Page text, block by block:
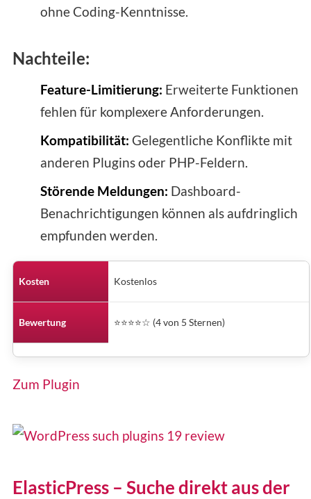
ohne Coding-Kenntnisse.
Nachteile:
Feature-Limitierung: Erweiterte Funktionen
fehlen für komplexere Anforderungen.
Kompatibilität: Gelegentliche Konflikte mit
anderen Plugins oder PHP-Feldern.
Störende Meldungen: Dashboard-
Benachrichtigungen können als aufdringlich
empfunden werden.
Kosten Kostenlos
Bewertung ⭐⭐⭐⭐☆ (4 von 5 Sternen)
Zum Plugin
ElasticPress – Suche direkt aus der